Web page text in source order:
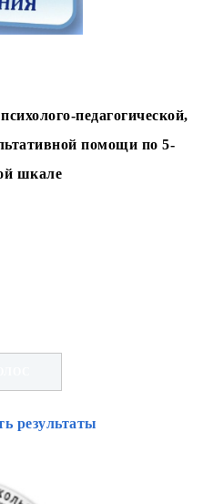
педагогической,
помощи по 5-
шкале
результаты